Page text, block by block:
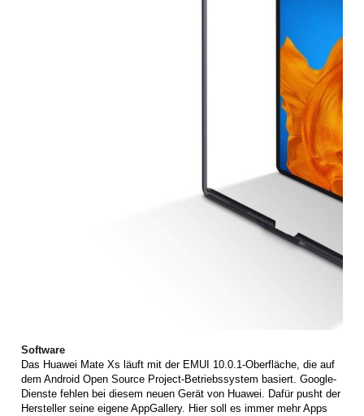
Software
Das Huawei Mate Xs läuft mit der EMUI 10.0.1-Oberfläche, die auf
dem Android Open Source Project-Betriebssystem basiert. Google-
Dienste fehlen bei diesem neuen Gerät von Huawei. Dafür pusht der
Hersteller seine eigene AppGallery. Hier soll es immer mehr Apps